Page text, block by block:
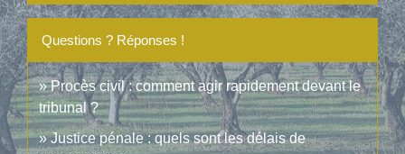
Questions ? Réponses !
Procès civil : comment agir rapidement devant le
tribunal ?
Justice pénale : quels sont les délais de